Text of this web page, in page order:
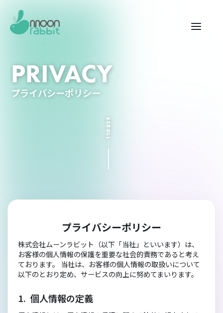
PRIVACY
プライバシーポリシー
SCROLL
プライバシーポリシー
株式会社ムーンラビット（以下「当社」といいます）は、
お客様の個人情報の保護を重要な社会的責務であると考え
ております。 当社は、お客様の個人情報の取扱いについて
以下のとおり定め、サービスの向上に努めてまいります。
個人情報の定義